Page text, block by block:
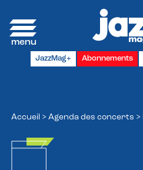
JazzMag+ Abonnements
Accueil > Agenda des concerts >